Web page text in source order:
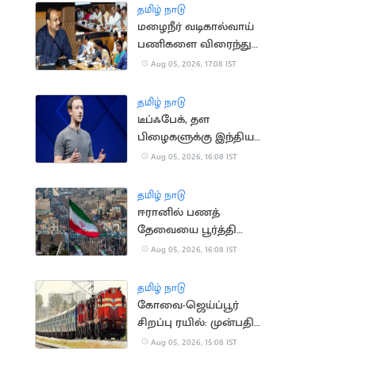
தமிழ் நாடு
மழைநீர் வடிகால்வாய்
பணிகளை விரைந்து
முடிக்க உத்தரவு
Aug 05, 2026, 17:08 IST
தமிழ் நாடு
டீப்ஃபேக், தள
பிழைகளுக்கு இந்திய
அரசிடம் மன்னிப்பு
Aug 05, 2026, 16:08 IST
தமிழ் நாடு
ஈரானில் பணத்
தேவையை பூர்த்தி
செய்ய திண்டாடும்
Aug 05, 2026, 16:08 IST
தமிழ் நாடு
கோவை-ஜெய்ப்பூர்
சிறப்பு ரயில்: முன்பதிவு
நாளை தொடக்கம்
Aug 05, 2026, 15:08 IST